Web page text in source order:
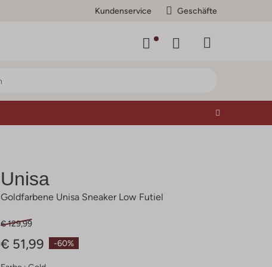
Kundenservice Geschäfte
Unisa
Goldfarbene Unisa Sneaker Low Futiel
-60%
€ 129,99
€ 51,99